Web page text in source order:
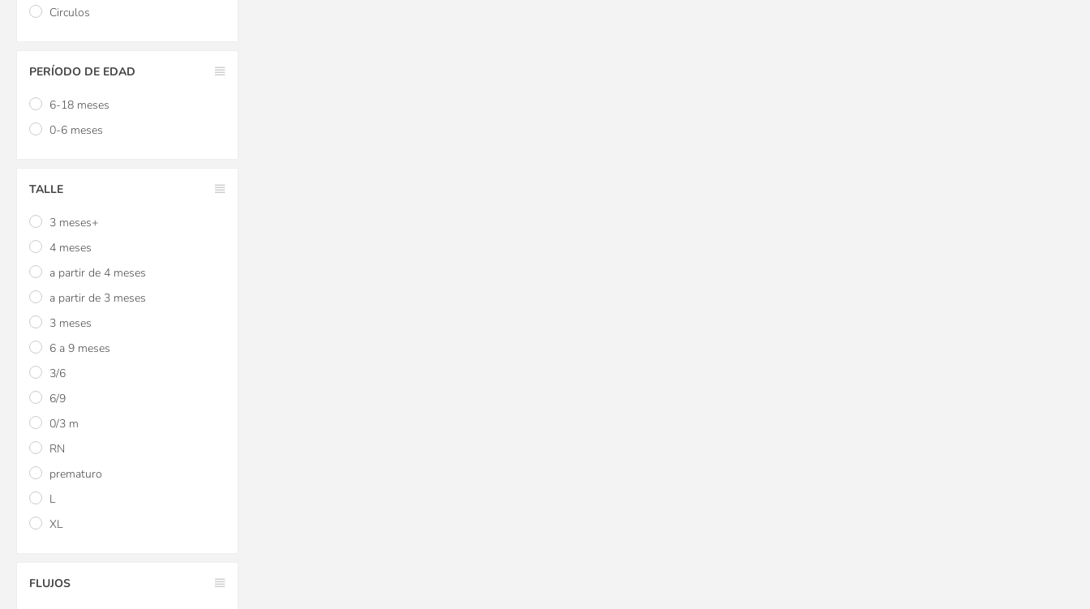
Circulos
PERÍODO DE EDAD
6-18 meses
0-6 meses
TALLE
3 meses+
4 meses
a partir de 4 meses
a partir de 3 meses
3 meses
6 a 9 meses
3/6
6/9
0/3 m
RN
prematuro
L
XL
FLUJOS